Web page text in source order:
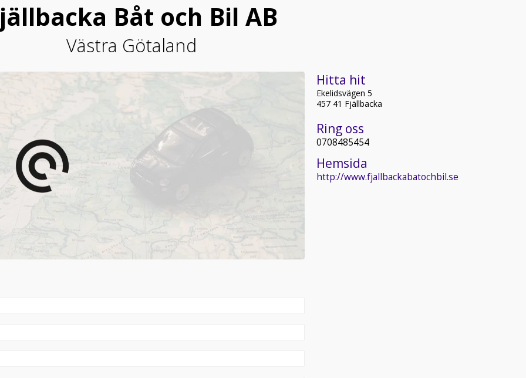
Båt och Bil AB
Västra Götaland
Hitta hit
Ekelidsvägen 5
457 41 Fjällbacka
Ring oss
0708485454
Hemsida
http://www.fjallbackabatochbil.se